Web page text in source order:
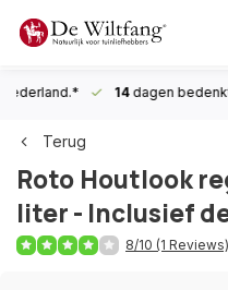
14dagen
Terug
Roto Houtlook
liter - Inclusief
8/10 (1 Reviews)